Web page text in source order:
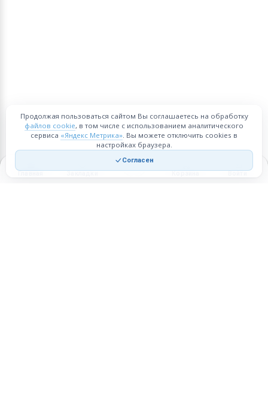
Главная Закладки Корзина Войти
Продолжая пользоваться сайтом Вы соглашаетесь на обработку
файлов cookie, в том числе с использованием аналитического
сервиса «Яндекс Метрика». Вы можете отключить cookies в
настройках браузера.
Согласен